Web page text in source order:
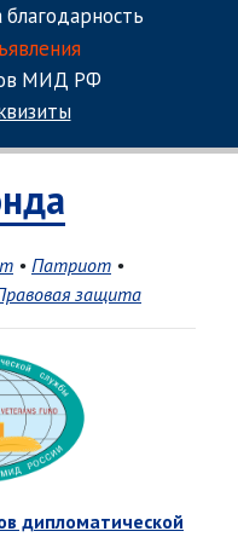
МИД РФ
• Патриот •
защита
дипломатической